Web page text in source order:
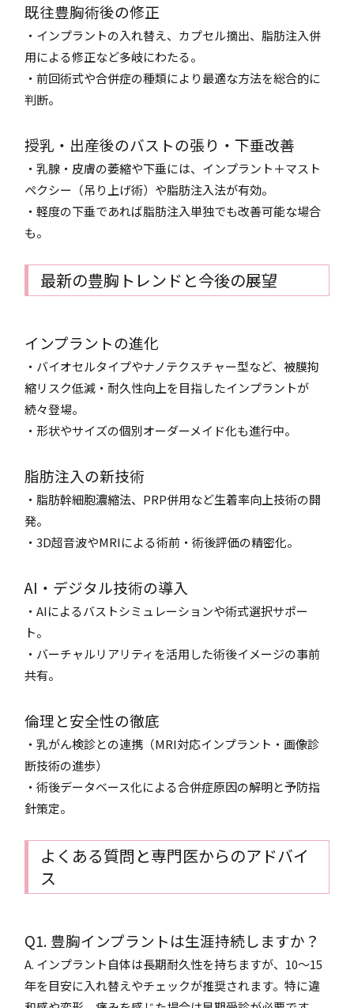
既往豊胸術後の修正
・インプラントの入れ替え、カプセル摘出、脂肪注入併
用による修正など多岐にわたる。
・前回術式や合併症の種類により最適な方法を総合的に
判断。
授乳・出産後のバストの張り・下垂改善
・乳腺・皮膚の萎縮や下垂には、インプラント＋マスト
ペクシー（吊り上げ術）や脂肪注入法が有効。
・軽度の下垂であれば脂肪注入単独でも改善可能な場合
も。
最新の豊胸トレンドと今後の展望
インプラントの進化
・バイオセルタイプやナノテクスチャー型など、被膜拘
縮リスク低減・耐久性向上を目指したインプラントが
続々登場。
・形状やサイズの個別オーダーメイド化も進行中。
脂肪注入の新技術
・脂肪幹細胞濃縮法、PRP併用など生着率向上技術の開
発。
・3D超音波やMRIによる術前・術後評価の精密化。
AI・デジタル技術の導入
・AIによるバストシミュレーションや術式選択サポー
ト。
・バーチャルリアリティを活用した術後イメージの事前
共有。
倫理と安全性の徹底
・乳がん検診との連携（MRI対応インプラント・画像診
断技術の進歩）
・術後データベース化による合併症原因の解明と予防指
針策定。
よくある質問と専門医からのアドバイ
ス
Q1. 豊胸インプラントは生涯持続しますか？
A. インプラント自体は長期耐久性を持ちますが、10～15
年を目安に入れ替えやチェックが推奨されます。特に違